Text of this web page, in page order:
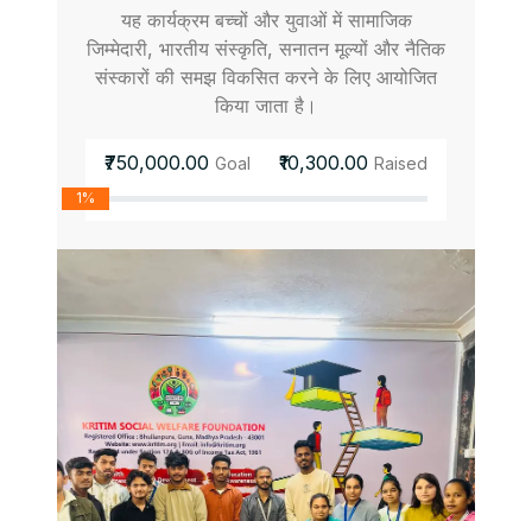
यह कार्यक्रम बच्चों और युवाओं में सामाजिक
जिम्मेदारी, भारतीय संस्कृति, सनातन मूल्यों और नैतिक
संस्कारों की समझ विकसित करने के लिए आयोजित
किया जाता है।
₹750,000.00 Goal ₹10,300.00 Raised
1%